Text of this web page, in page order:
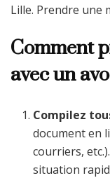
Lille. Prendre une
Comment
avec un
Compilez
document en
courriers,
situation